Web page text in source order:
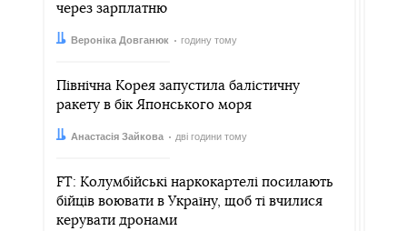
через зарплатню
Автор:
Вероніка Довганюк
Дата: годину тому
Північна Корея запустила балістичну
ракету в бік Японського моря
Автор:Анастасія Зайкова
Дата: дві години тому
FT: Колумбійські наркокартелі посилають
бійців воювати в Україну, щоб ті вчилися
керувати дронами